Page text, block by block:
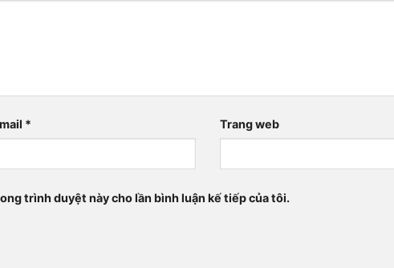
* Trang web
trình duyệt này cho lần bình luận kế tiếp của tôi.